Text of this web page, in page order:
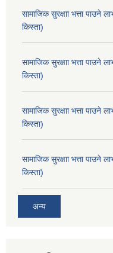
सामाजिक सुरक्षाा भत्ता पाउने
किस्ता)
सामाजिक सुरक्षाा भत्ता पाउने
किस्ता)
सामाजिक सुरक्षाा भत्ता पाउने
किस्ता)
सामाजिक सुरक्षाा भत्ता पाउने
किस्ता)
अन्य